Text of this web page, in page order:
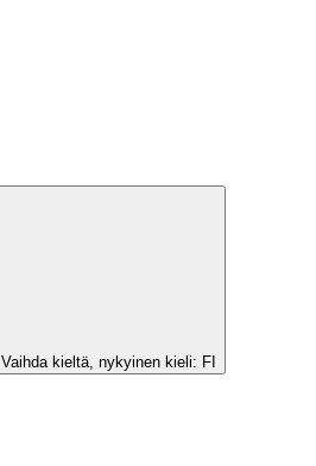
Vaihda kieltä, nykyinen kieli: FI